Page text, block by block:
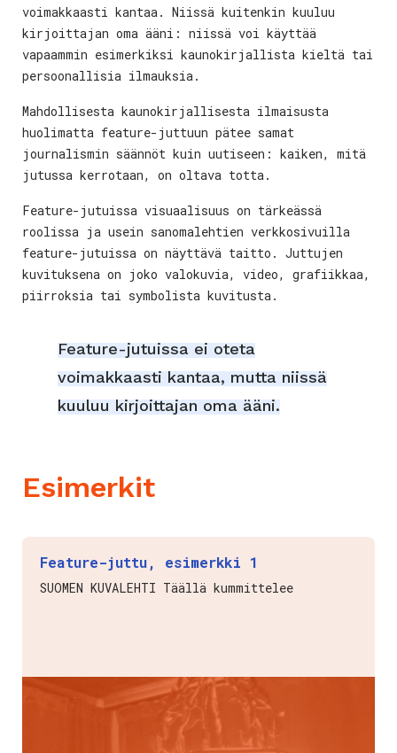
voimakkaasti kantaa. Niissä kuitenkin kuuluu
kirjoittajan oma ääni: niissä voi käyttää
vapaammin esimerkiksi kaunokirjallista kieltä tai
persoonallisia ilmauksia.
Mahdollisesta kaunokirjallisesta ilmaisusta
huolimatta feature-juttuun pätee samat
journalismin säännöt kuin uutiseen: kaiken, mitä
jutussa kerrotaan, on oltava totta.
Feature-jutuissa visuaalisuus on tärkeässä
roolissa ja usein sanomalehtien verkkosivuilla
feature-jutuissa on näyttävä taitto. Juttujen
kuvituksena on joko valokuvia, video, grafiikkaa,
piirroksia tai symbolista kuvitusta.
Feature-jutuissa ei oteta
voimakkaasti kantaa, mutta niissä
kuuluu kirjoittajan oma ääni.
Esimerkit
Feature-juttu, esimerkki 1
SUOMEN KUVALEHTI Täällä kummittelee